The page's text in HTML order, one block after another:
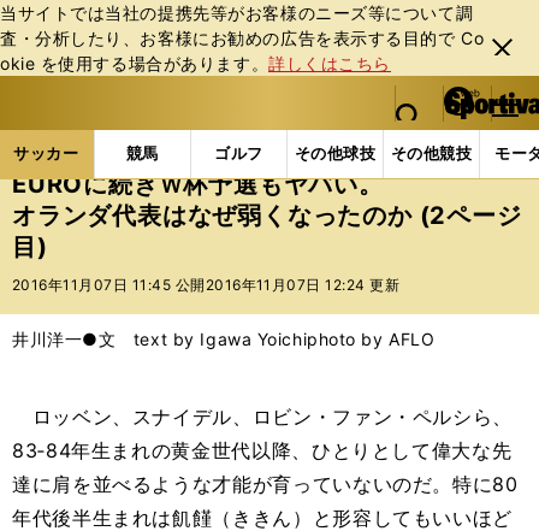
当サイトでは当社の提携先等がお客様のニーズ等について調
査・分析したり、お客様にお勧めの広告を表⽰する⽬的で Co
okie を使⽤する場合があります。詳しくはこちら
閉じ
る
web Sportiva (webスポルティーバ)
検索
マイペ
ー
ジ
メニュ
サッカー 競馬 ゴルフ その他球技 その他競技 モー
ス
ポ
ル
テ
ー
バ
サッカーの記事一覧 海外サッカー 欧州サッカーニ
EUROに続きＷ杯予選もヤバい。
オランダ代表はなぜ弱くなったのか (2ページ
目)
2016年11月07日 11:45 公開 2016年11月07日 12:24 更新
井川洋一●文 text by Igawa Yoichiphoto by AFLO
ロッベン、スナイデル、ロビン・ファン・ペルシら、
83‐84年生まれの黄金世代以降、ひとりとして偉大な先
達に肩を並べるような才能が育っていないのだ。特に80
年代後半生まれは飢饉（ききん）と形容してもいいほど